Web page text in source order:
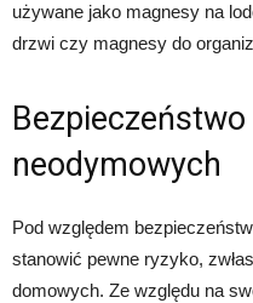
używane jako magnesy na
drzwi czy magnesy do
neodymowych
Pod względem
stanowić pewne ryzyko,
domowych. Ze względu na